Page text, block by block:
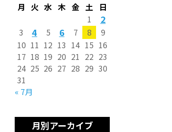
月 火 水 木 金 土 日
« 7月
1 2
3 4 5 6 7 8
9
10 11 12 13 14 15 16
17 18 19 20 21 22 23
24 25 26 27 28 29 30
31
月別アーカイブ